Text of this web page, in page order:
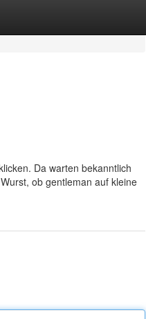
Da warten bekanntlich
ob gentleman auf kleine